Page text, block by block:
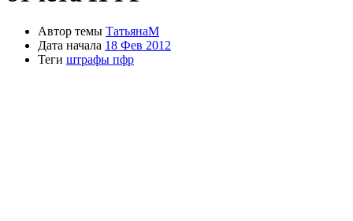
Автор темы ТатьянаМ
Дата начала 18 Фев 2012
Теги штрафы пфр